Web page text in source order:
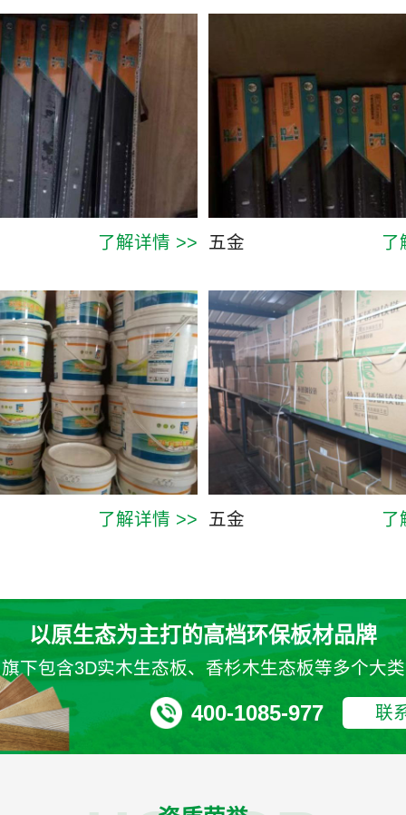
了解详情 >> 五金 了
了解详情 >> 五金 了
以原生态为主打的高档环保板材品牌
旗下包含3D实木生态板、香杉木生态板等多个大类
联
400-1085-977